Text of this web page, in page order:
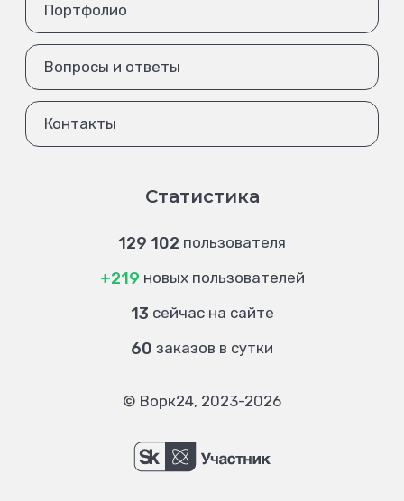
Портфолио
Вопросы и ответы
Контакты
Статистика
129 102 пользователя
+219 новых пользователей
13 сейчас на сайте
60 заказов в сутки
© Ворк24, 2023-2026